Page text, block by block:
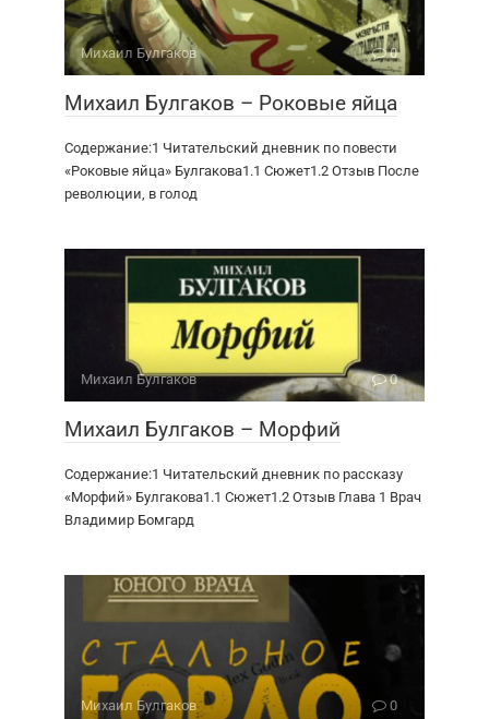
Михаил Булгаков 0
Михаил Булгаков – Роковые яйца
Содержание:1 Читательский дневник по повести
«Роковые яйца» Булгакова1.1 Сюжет1.2 Отзыв После
революции, в голод
Михаил Булгаков 0
Михаил Булгаков – Морфий
Содержание:1 Читательский дневник по рассказу
«Морфий» Булгакова1.1 Сюжет1.2 Отзыв Глава 1 Врач
Владимир Бомгард
Михаил Булгаков 0